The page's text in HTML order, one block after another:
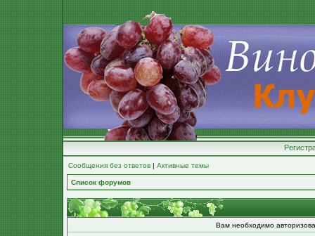
Сообщения без ответов | Активные темы
Список форумов
Вам необходимо